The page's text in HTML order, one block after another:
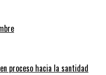
proceso hacia la santidad